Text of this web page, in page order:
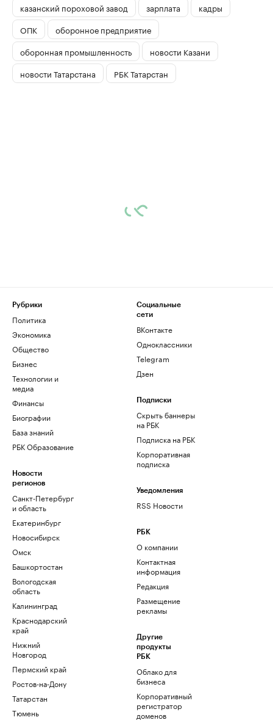
казанский пороховой завод зарплата
кадры
ОПК
оборонное предприятие
оборонная промышленность
новости Казани
новости Татарстана
РБК Татарстан
Рубрики
Политика
Экономика
Общество
Бизнес
Технологии и
медиа
Финансы
Биографии
База знаний
РБК Образование
Новости
регионов
Санкт-Петербург
и область
Екатеринбург
Новосибирск
Омск
Башкортостан
Вологодская
область
Калининград
Краснодарский
край
Нижний
Новгород
Пермский край
Ростов-на-Дону
Татарстан
Тюмень
Социальные
сети
ВКонтакте
Одноклассники
Telegram
Дзен
Подписки
Скрыть баннеры
на РБК
Подписка на РБК
Корпоративная
подписка
Уведомления
RSS Новости
РБК
О компании
Контактная
информация
Редакция
Размещение
рекламы
Другие
продукты
РБК
Облако для
бизнеса
Корпоративный
регистратор
доменов